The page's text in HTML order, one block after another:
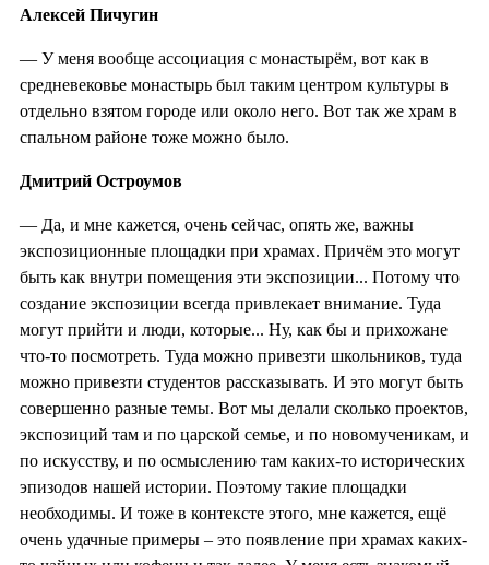
Алексей Пичугин
— У меня вообще ассоциация с монастырём, вот как в
средневековье монастырь был таким центром культуры в
отдельно взятом городе или около него. Вот так же храм в
спальном районе тоже можно было.
Дмитрий Остроумов
— Да, и мне кажется, очень сейчас, опять же, важны
экспозиционные площадки при храмах. Причём это могут
быть как внутри помещения эти экспозиции... Потому что
создание экспозиции всегда привлекает внимание. Туда
могут прийти и люди, которые... Ну, как бы и прихожане
что-то посмотреть. Туда можно привезти школьников, туда
можно привезти студентов рассказывать. И это могут быть
совершенно разные темы. Вот мы делали сколько проектов,
экспозиций там и по царской семье, и по новомученикам, и
по искусству, и по осмыслению там каких-то исторических
эпизодов нашей истории. Поэтому такие площадки
необходимы. И тоже в контексте этого, мне кажется, ещё
очень удачные примеры – это появление при храмах каких-